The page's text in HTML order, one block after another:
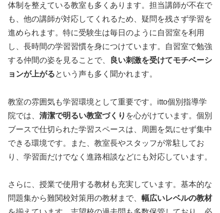
体制を整えている教室も多くあります。担当講師が不在で
も、他の講師が対応してくれるため、疑問を残さず学習を
進められます。特に受験生は毎日のように自習室を利用
し、長時間の学習習慣を身につけています。自習室で勉強
する仲間の姿を見ることで、
良い刺激を受けてモチベーシ
ョンが上がるという声も多く聞かれます。
教室の雰囲気も学習環境として重要です。itto個別指導学
院では、 清潔で明るい教室づくり を心がけています。個別
ブースで仕切られた学習スペースは、周囲を気にせず集中
できる環境です。また、教室長やスタッフが常駐してお
り、学習面だけでなく進路相談などにも対応しています。
さらに、授業で使用する教材も充実しています。基本的な
問題集から難関校対策用の教材まで、 幅広いレベルの教材